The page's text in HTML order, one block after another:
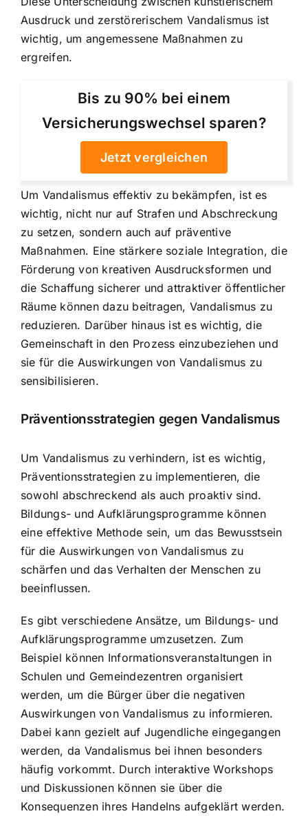
Ausdruck und zerstörerischem Vandalismus ist
wichtig, um angemessene Maßnahmen zu
ergreifen.
Bis zu 90% bei einem
Versicherungswechsel sparen?
Jetzt vergleichen
Um Vandalismus effektiv zu bekämpfen, ist es
wichtig, nicht nur auf Strafen und Abschreckung
zu setzen, sondern auch auf präventive
Maßnahmen. Eine stärkere soziale Integration, die
Förderung von kreativen Ausdrucksformen und
die Schaffung sicherer und attraktiver öffentlicher
Räume können dazu beitragen, Vandalismus zu
reduzieren. Darüber hinaus ist es wichtig, die
Gemeinschaft in den Prozess einzubeziehen und
sie für die Auswirkungen von Vandalismus zu
sensibilisieren.
Präventionsstrategien gegen Vandalismus
Um Vandalismus zu verhindern, ist es wichtig,
Präventionsstrategien zu implementieren, die
sowohl abschreckend als auch proaktiv sind.
Bildungs- und Aufklärungsprogramme können
eine effektive Methode sein, um das Bewusstsein
für die Auswirkungen von Vandalismus zu
schärfen und das Verhalten der Menschen zu
beeinflussen.
Es gibt verschiedene Ansätze, um Bildungs- und
Aufklärungsprogramme umzusetzen. Zum
Beispiel können Informationsveranstaltungen in
Schulen und Gemeindezentren organisiert
werden, um die Bürger über die negativen
Auswirkungen von Vandalismus zu informieren.
Dabei kann gezielt auf Jugendliche eingegangen
werden, da Vandalismus bei ihnen besonders
häufig vorkommt. Durch interaktive Workshops
und Diskussionen können sie über die
Konsequenzen ihres Handelns aufgeklärt werden.